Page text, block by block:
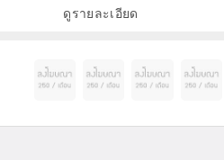
ฝีปากเมื่อมีแสงตกกระทบ ทุกสรรพ
สิ่งรวมอยู่ในแพคเกจที่พร้อมพกพา
ดูรายละเอียด